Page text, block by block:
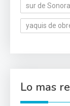
sur de Sonora
yaquis de
Lo mas